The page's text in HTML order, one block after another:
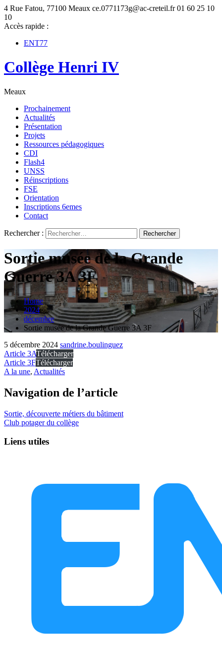
4 Rue Fatou, 77100 Meaux ce.0771173g@ac-creteil.fr 01 60 25 10
10
Accès rapide :
ENT77
Collège Henri IV
Meaux
Prochainement
Actualités
Présentation
Projets
Ressources pédagogiques
CDI
Flash4
UNSS
Réinscriptions
FSE
Orientation
Inscriptions 6emes
Contact
Rechercher :
Sortie musée de la Grande
Guerre 3A 3F
Home
2024
décembre
Sortie musée de la Grande Guerre 3A 3F
5 décembre 2024 sandrine.boulinguez
Article 3ATélécharger
Article 3FTélécharger
A la une, Actualités
Navigation de l’article
Sortie, découverte métiers du bâtiment
Club potager du collège
Liens utiles